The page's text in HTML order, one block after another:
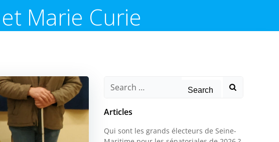
Marie Curie
for:
Articles
Qui sont les grands électeurs de Seine-